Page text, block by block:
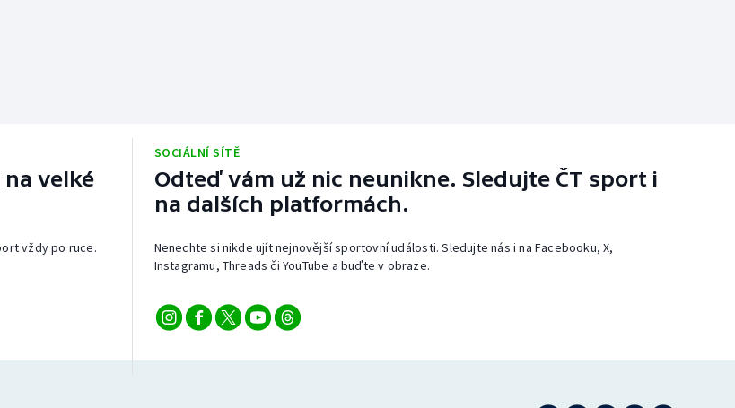
velké
vždy po ruce.
SOCIÁLNÍ SÍTĚ
Odteď vám už nic neunikne. Sledujte ČT sport i
na dalších platformách.
Nenechte si nikde ujít nejnovější sportovní události. Sledujte nás i na Facebooku, X,
Instagramu, Threads či YouTube a buďte v obraze.